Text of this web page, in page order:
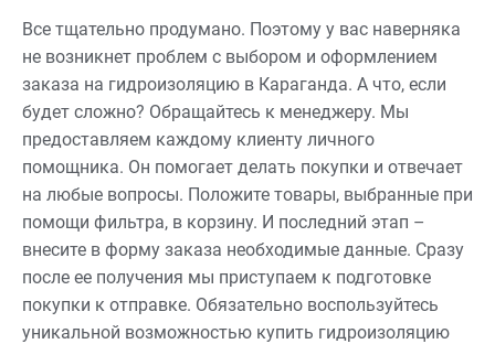
Все тщательно продумано. Поэтому у вас наверняка
не возникнет проблем с выбором и оформлением
заказа на гидроизоляцию в Караганда. А что, если
будет сложно? Обращайтесь к менеджеру. Мы
предоставляем каждому клиенту личного
помощника. Он помогает делать покупки и отвечает
на любые вопросы. Положите товары, выбранные при
помощи фильтра, в корзину. И последний этап –
внесите в форму заказа необходимые данные. Сразу
после ее получения мы приступаем к подготовке
покупки к отправке. Обязательно воспользуйтесь
уникальной возможностью купить гидроизоляцию